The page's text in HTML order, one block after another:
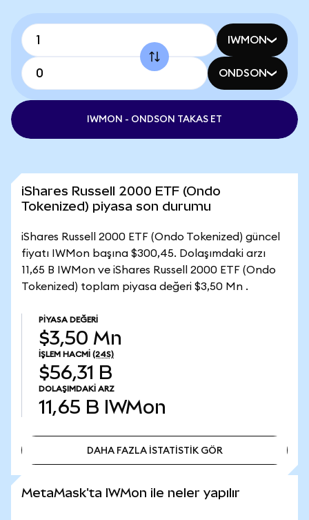
IWMON
ONDSON
IWMON - ONDSON TAKAS ET
iShares Russell 2000 ETF (Ondo
Tokenized) piyasa son durumu
iShares Russell 2000 ETF (Ondo Tokenized) güncel
fiyatı IWMon başına $300,45. Dolaşımdaki arzı
11,65 B IWMon ve iShares Russell 2000 ETF (Ondo
Tokenized) toplam piyasa değeri $3,50 Mn .
PIYASA DEĞERI
$3,50 Mn
İŞLEM HACMI (24S)
$56,31 B
DOLAŞIMDAKI ARZ
11,65 B IWMon
DAHA FAZLA İSTATİSTİK GÖR
MetaMask'ta IWMon ile neler yapılır